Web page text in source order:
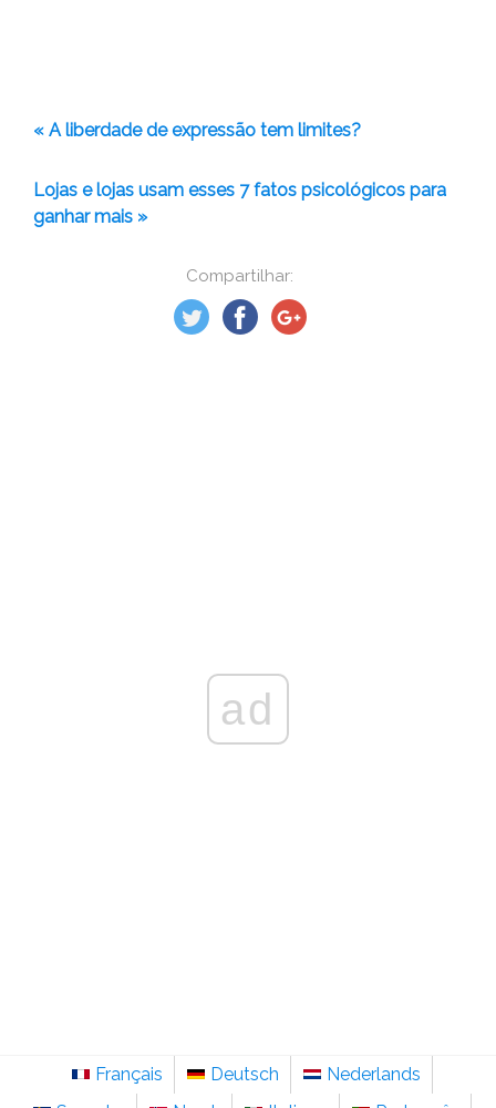
Compartilhar:
« A liberdade de expressão tem limites?
Lojas e lojas usam esses 7 fatos psicológicos para
ganhar mais »
ad
Français Deutsch
Nederlands